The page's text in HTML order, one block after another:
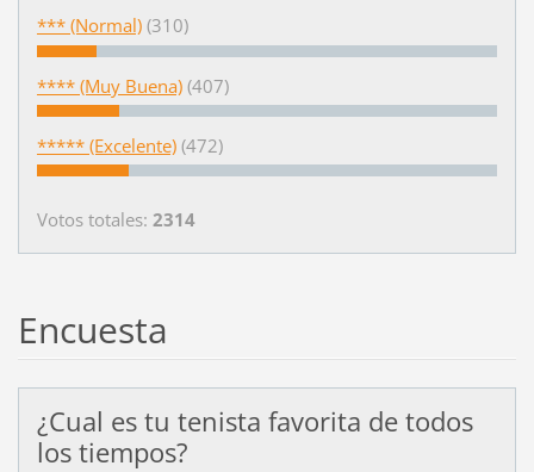
*** (Normal) (310)
**** (Muy Buena) (407)
***** (Excelente) (472)
Votos totales: 2314
Encuesta
¿Cual es tu tenista favorita de todos
los tiempos?